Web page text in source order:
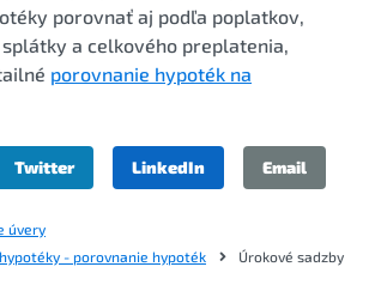
porovnať aj podľa poplatkov,
a celkového preplatenia,
porovnanie hypoték na
Twitter LinkedIn Email
úvery
- porovnanie hypoték
Úrokové sadzby